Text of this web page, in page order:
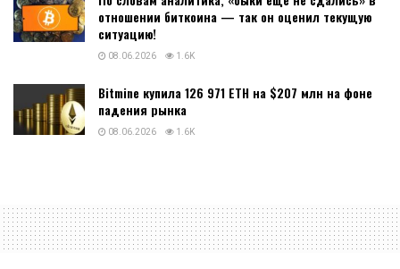
отношении биткоина — так он оценил текущую
ситуацию!
08.06.2026 1.6K
Bitmine купила 126 971 ETH на $207 млн на фоне
падения рынка
08.06.2026 1.6K